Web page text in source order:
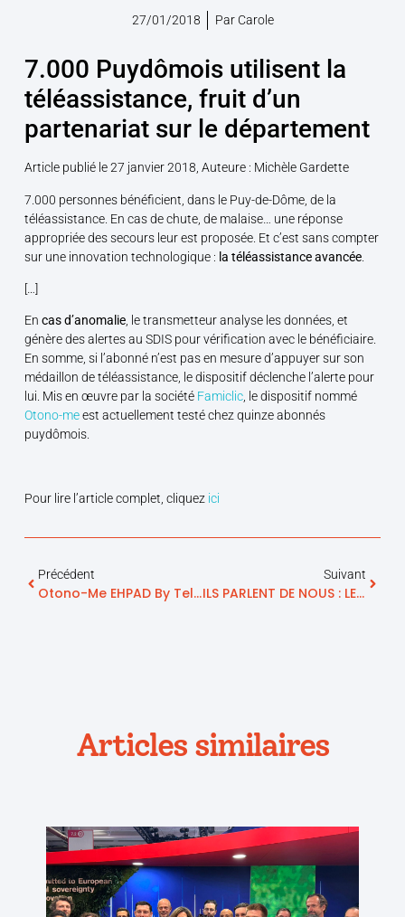
27/01/2018 ParCarole
7.000 Puydômois utilisent la
téléassistance, fruit d’un
partenariat sur le département
Article publié le 27 janvier 2018, Auteure : Michèle Gardette
7.000 personnes bénéficient, dans le Puy-de-Dôme, de la
téléassistance. En cas de chute, de malaise… une réponse
appropriée des secours leur est proposée. Et c’est sans compter
sur une innovation technologique : la téléassistance avancée.
[…]
En cas d’anomalie, le transmetteur analyse les données, et
génère des alertes au SDIS pour vérification avec le bénéficiaire.
En somme, si l’abonné n’est pas en mesure d’appuyer sur son
médaillon de téléassistance, le dispositif déclenche l’alerte pour
lui. Mis en œuvre par la société Famiclic, le dispositif nommé
Otono-meest actuellement testé chez quinze abonnés
puydômois.
Pour lire l’article complet, cliquez ici
Précédent
Otono-Me EHPAD By Telegrafik : Au Service Des Personnels Soignants Et De La Sécurité Des Résidents
Suivant
ILS PARLENT DE NOUS : LE JOURNAL TOULOUSAIN, HEBDOMADAIRE DE SOLUTIONS
Articles similaires